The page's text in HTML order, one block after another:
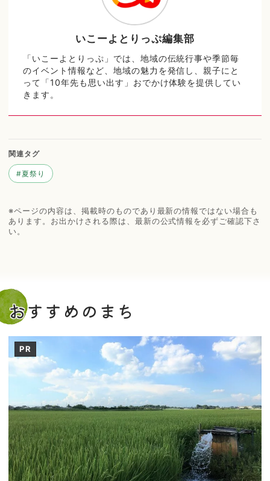
いこーよとりっぷ編集部
「いこーよとりっぷ」では、地域の伝統行事や季節毎
のイベント情報など、地域の魅力を発信し、親子にと
って「10年先も思い出す」おでかけ体験を提供してい
きます。
関連タグ
#夏祭り
※ページの内容は、掲載時のものであり最新の情報ではない場合も
あります。お出かけされる際は、最新の公式情報を必ずご確認下さ
い。
おすすめのまち
PR